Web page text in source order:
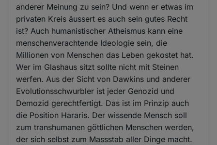
anderer Meinung zu sein? Und wenn er etwas im
privaten Kreis äussert es auch sein gutes Recht
ist? Auch humanistischer Atheismus kann eine
menschenverachtende Ideologie sein, die
Millionen von Menschen das Leben gekostet hat.
Wer im Glashaus sitzt sollte nicht mit Steinen
werfen. Aus der Sicht von Dawkins und anderer
Evolutionsschwurbler ist jeder Genozid und
Demozid gerechtfertigt. Das ist im Prinzip auch
die Position Hararis. Der wissende Mensch soll
zum transhumanen göttlichen Menschen werden,
der sich selbst zum Massstab aller Dinge macht.